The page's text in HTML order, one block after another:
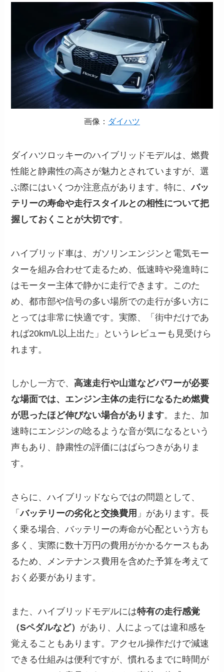
画像： ダイハツ
ダイハツロッキーのハイブリッドモデルは、燃費
性能と静粛性の高さが魅力とされていますが、選
ぶ際にはいくつか注意点があります。特に、バッ
テリーの寿命や走行スタイルとの相性について把
握しておくことが大切です。
ハイブリッド車は、ガソリンエンジンと電気モー
ターを組み合わせて走るため、低速時や発進時に
はモーター主体で静かに走行できます。このた
め、都市部や信号の多い場所での走行が多い方に
とっては非常に快適です。実際、「街中だけであ
れば20km/L以上出た」というレビューも見受けら
れます。
しかし一方で、高速走行や山道などパワーが必要
な場面では、エンジン主体の走行になるため燃費
が思ったほど伸びない場合があります。また、加
速時にエンジンの唸るような音が気になるという
声もあり、静粛性の評価にはばらつきがありま
す。
さらに、ハイブリッドならではの問題として、
「バッテリーの劣化と交換費用 」があります。長
く乗る場合、バッテリーの寿命が心配という方も
多く、実際に数十万円の費用がかかるケースもあ
るため、メンテナンス費用を含めた予算を考えて
おく必要があります。
また、ハイブリッドモデルには特有の走行感覚
（Sペダルなど） があり、人によっては違和感を
覚えることもあります。アクセル操作だけで減速
できる仕組みは便利ですが、慣れるまでに時間が